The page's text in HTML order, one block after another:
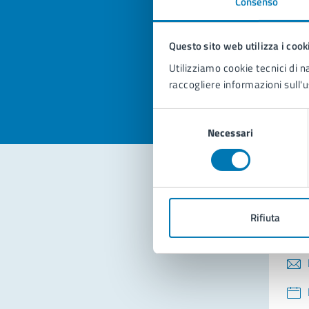
Questo sito web utilizza i
Utilizziamo cookie tecnici di
raccogliere informazioni
consenso
Necessari
Rifiuta